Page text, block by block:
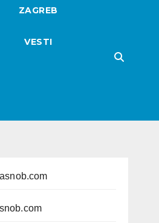
ZAGREB
VESTI